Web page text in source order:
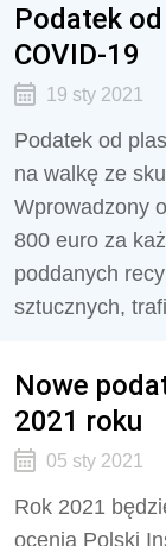
Podatek
COVID-19
19 sty 2021
Podatek od
na walkę ze
Wprowadzony
800 euro za
poddanych
sztucznych,
Nowe
2021 roku
05 sty 2021
Rok 2021
ocenia Polski